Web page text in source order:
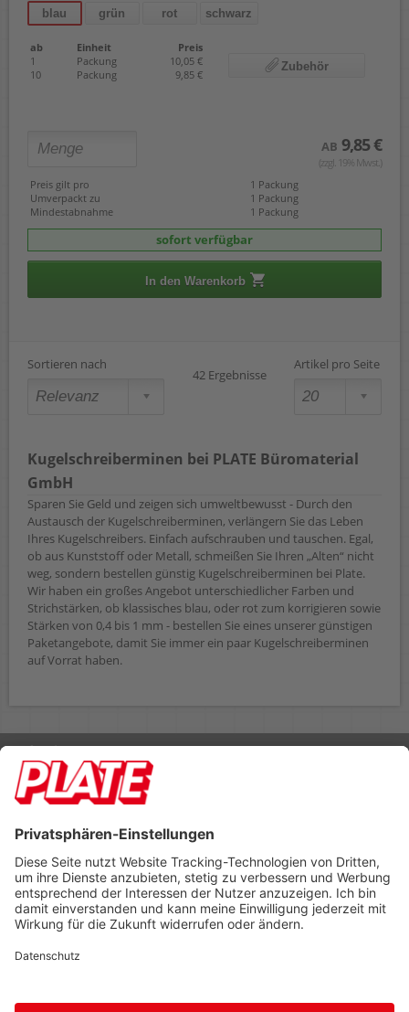
blau grün rot schwarz
ab Einheit
Preis
1
Packung
10,05 €
10
Packung 9,85 €
Zubehör
AB 9,85 €
(zzgl. 19% Mwst.)
Preis gilt pro
1 Packung
Umverpackt zu
1 Packung
Mindestabnahme
1 Packung
sofort verfügbar
In den Warenkorb
Sortieren nach
42 Ergebnisse
Artikel pro Seite
Kugelschreiberminen bei PLATE Büromaterial
GmbH
Sparen Sie Geld und zeigen sich umweltbewusst - Durch den
Austausch der Kugelschreiberminen, verlängern Sie das Leben
Ihres Kugelschreibers. Einfach aufschrauben und tauschen. Egal,
ob aus Kunststoff oder Metall, schmeißen Sie Ihren „Alten“ nicht
weg, sondern bestellen günstig Kugelschreiberminen bei Plate.
Wir haben ein großes Angebot unterschiedlicher Farben und
Strichstärken, ob klassisches blau, oder rot zum korrigieren sowie
Stärken von 0,4 bis 1 mm - bestellen Sie eines unserer günstigen
Paketangebote, damit Sie immer ein paar Kugelschreiberminen
auf Vorrat haben.
Rufen Sie uns an 04298 401-0
Lieferbedingungen Impressum
Footer anzeigen
PLATE Büromaterial Vertriebs GmbH
Hilligenwarf 5